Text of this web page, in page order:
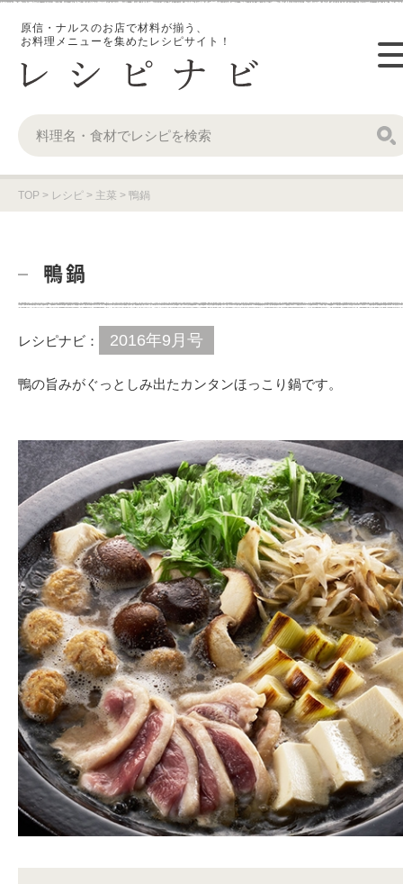
原信・ナルスのお店で材料が揃う、
お料理メニューを集めたレシピサイト！
TOP > レシピ > 主菜 > 鴨鍋
鴨鍋
レシピナビ： 2016年9月号
鴨の旨みがぐっとしみ出たカンタンほっこり鍋です。